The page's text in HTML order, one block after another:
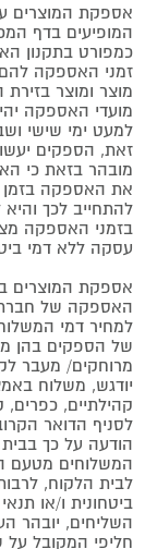
אספקת המוצרים
המופיעים בדף
כמפורט בתקנון
זמני האספקה להם
מוצר ומוצר
מועדי האספקה
למעט ימי שישי
זאת, הספקים
מובהר בזאת כי
את האספקה בזמן
להתחייב לכך
בזמני האספקה
עסקה ללא דמי
אספקת המוצרים
האספקה של
למחיר דמי
של הספקים בהן
מרוחקים/ מעבר
יודגש, משלוח
קהילתיים, כפרים,
לסניף הדואר
הודעה על כך
המשלוחים מטעם
לבית הלקוח,
ביטחונית ו/או
השליחים, יובהר
חליפי המקובל על